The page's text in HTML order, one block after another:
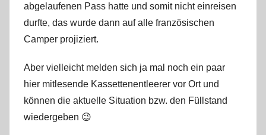
abgelaufenen Pass hatte und somit nicht einreisen
durfte, das wurde dann auf alle französischen
Camper projiziert.
Aber vielleicht melden sich ja mal noch ein paar
hier mitlesende Kassettenentleerer vor Ort und
können die aktuelle Situation bzw. den Füllstand
wiedergeben 😉